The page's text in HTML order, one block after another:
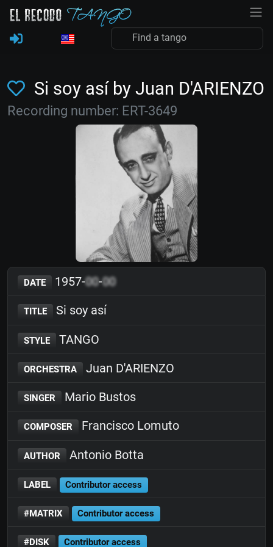
Si soy así by Juan D'ARIENZO
Recording number: ERT-3649
DATE 1957-00-00
TITLE Si soy así
STYLE TANGO
ORCHESTRA Juan D'ARIENZO
SINGER Mario Bustos
COMPOSER Francisco Lomuto
AUTHOR Antonio Botta
LABEL Contributor access
#MATRIX Contributor access
#DISK Contributor access